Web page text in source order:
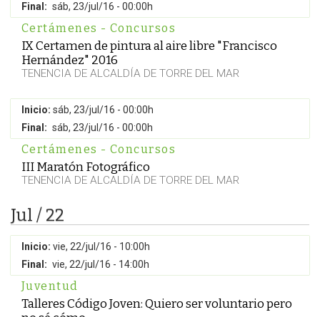
Final: sáb, 23/jul/16 - 00:00h
Certámenes - Concursos
IX Certamen de pintura al aire libre "Francisco
Hernández" 2016
TENENCIA DE ALCALDÍA DE TORRE DEL MAR
Inicio: sáb, 23/jul/16 - 00:00h
Final: sáb, 23/jul/16 - 00:00h
Certámenes - Concursos
III Maratón Fotográfico
TENENCIA DE ALCALDÍA DE TORRE DEL MAR
Jul / 22
Inicio: vie, 22/jul/16 - 10:00h
Final: vie, 22/jul/16 - 14:00h
Juventud
Talleres Código Joven: Quiero ser voluntario pero